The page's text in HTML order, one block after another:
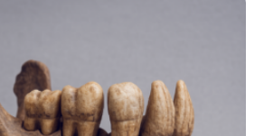
oder Gase, die sich durch
nach oben bahnen? Jun.-Prof. Dr.
Vulkanseismologin an der
Universität Mainz (JGU), und ihr
Oldoinyo Lengai in Tansania
„Wir konnten die Tremore